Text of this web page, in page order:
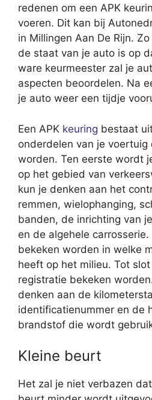
redenen om een APK
voeren. Dit kan bij
in Millingen Aan De Rijn.
de staat van je auto is op
ware keurmeester zal je
aspecten beoordelen. Na
je auto weer een tijdje
Een APK keuring bestaat
onderdelen van je voertuig
worden. Ten eerste wordt
op het gebied van
kun je denken aan het
remmen, wielophanging,
banden, de inrichting van
en de algehele
bekeken worden in welke
heeft op het milieu. Tot
registratie bekeken
denken aan de
identificatienummer en de
brandstof die wordt
Kleine beurt
Het zal je niet verbazen